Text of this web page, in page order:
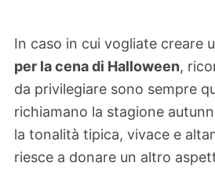
In caso in cui vogliate creare
per la cena di Halloween,
da privilegiare sono sempre
richiamano la stagione
la tonalità tipica, vivace e
riesce a donare un altro